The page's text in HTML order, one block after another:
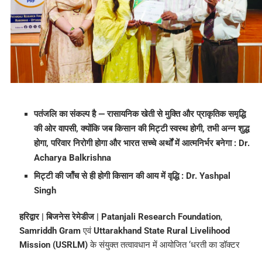
पतंजलि का संकल्प है — रासायनिक खेती से मुक्ति और प्राकृतिक समृद्धि
की ओर वापसी, क्योंकि जब किसान की मिट्टी स्वस्थ होगी, तभी अन्न शुद्ध
होगा, परिवार निरोगी होगा और भारत सच्चे अर्थों में आत्मनिर्भर बनेगा : Dr.
Acharya Balkrishna
मिट्टी की जाँच से ही होगी किसान की आय में वृद्धि : Dr. Yashpal
Singh
हरिद्वार | बिजनेस रेमेडीज | Patanjali Research Foundation,
Samriddh GramएवंUttarakhand State Rural Livelihood
Mission (USRLM)के संयुक्त तत्वावधान में आयोजित ‘धरती का डॉक्टर